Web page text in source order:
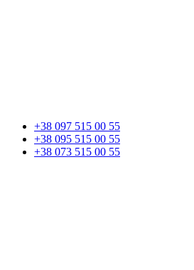
+38 097 515 00 55
+38 095 515 00 55
+38 073 515 00 55